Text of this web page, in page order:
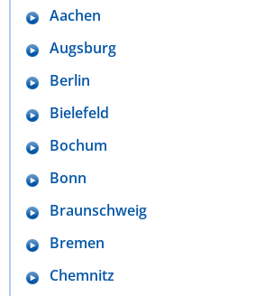
Aachen
Augsburg
Berlin
Bielefeld
Bochum
Bonn
Braunschweig
Bremen
Chemnitz